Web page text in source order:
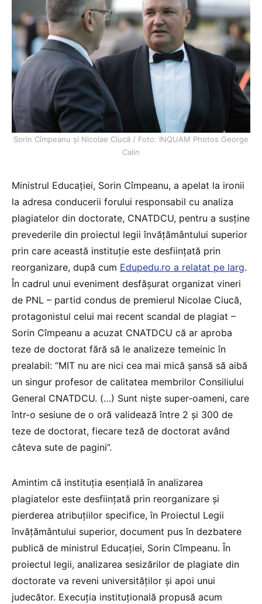
Sorin Cîmpeanu și Nicolae Ciucă / Foto: INQUAM Photos George
Calin
Ministrul Educației, Sorin Cîmpeanu, a apelat la ironii
la adresa conducerii forului responsabil cu analiza
plagiatelor din doctorate, CNATDCU, pentru a susține
prevederile din proiectul legii învățământului superior
prin care această instituție este desființată prin
reorganizare, după cum Edupedu.ro a relatat pe larg.
În cadrul unui eveniment desfășurat organizat vineri
de PNL – partid condus de premierul Nicolae Ciucă,
protagonistul celui mai recent scandal de plagiat –
Sorin Cîmpeanu a acuzat CNATDCU că ar aproba
teze de doctorat fără să le analizeze temeinic în
prealabil: “MIT nu are nici cea mai mică șansă să aibă
un singur profesor de calitatea membrilor Consiliului
General CNATDCU. (…) Sunt niște super-oameni, care
într-o sesiune de o oră validează între 2 și 300 de
teze de doctorat, fiecare teză de doctorat având
câteva sute de pagini”.
Amintim că instituția esențială în analizarea
plagiatelor este desființată prin reorganizare și
pierderea atribuțiilor specifice, în Proiectul Legii
învățământului superior, document pus în dezbatere
publică de ministrul Educației, Sorin Cîmpeanu. În
proiectul legii, analizarea sesizărilor de plagiate din
doctorate va reveni universităților și apoi unui
judecător. Execuția instituțională propusă acum